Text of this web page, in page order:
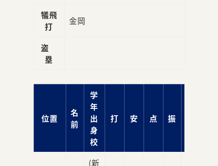
犠飛
打
金岡
盗
塁
位置
名
前
学
年
出
身
校
打 安 点 振
(新